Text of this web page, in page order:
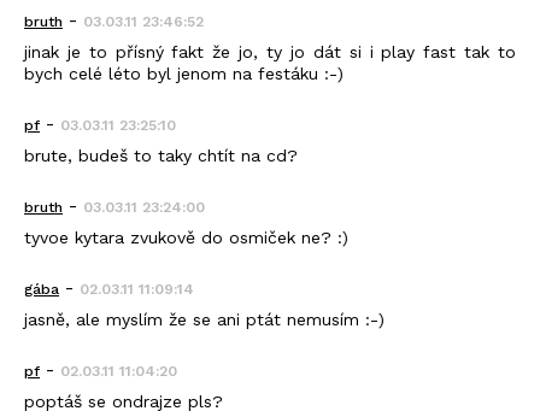
bruth - 03.03.11 23:46:52
jinak je to přísný fakt že jo, ty jo dát si i play fast tak to
bych celé léto byl jenom na festáku :-)
pf - 03.03.11 23:25:10
brute, budeš to taky chtít na cd?
bruth - 03.03.11 23:24:00
tyvoe kytara zvukově do osmiček ne? :)
gába - 02.03.11 11:09:14
jasně, ale myslím že se ani ptát nemusím :-)
pf - 02.03.11 11:04:20
poptáš se ondrajze pls?